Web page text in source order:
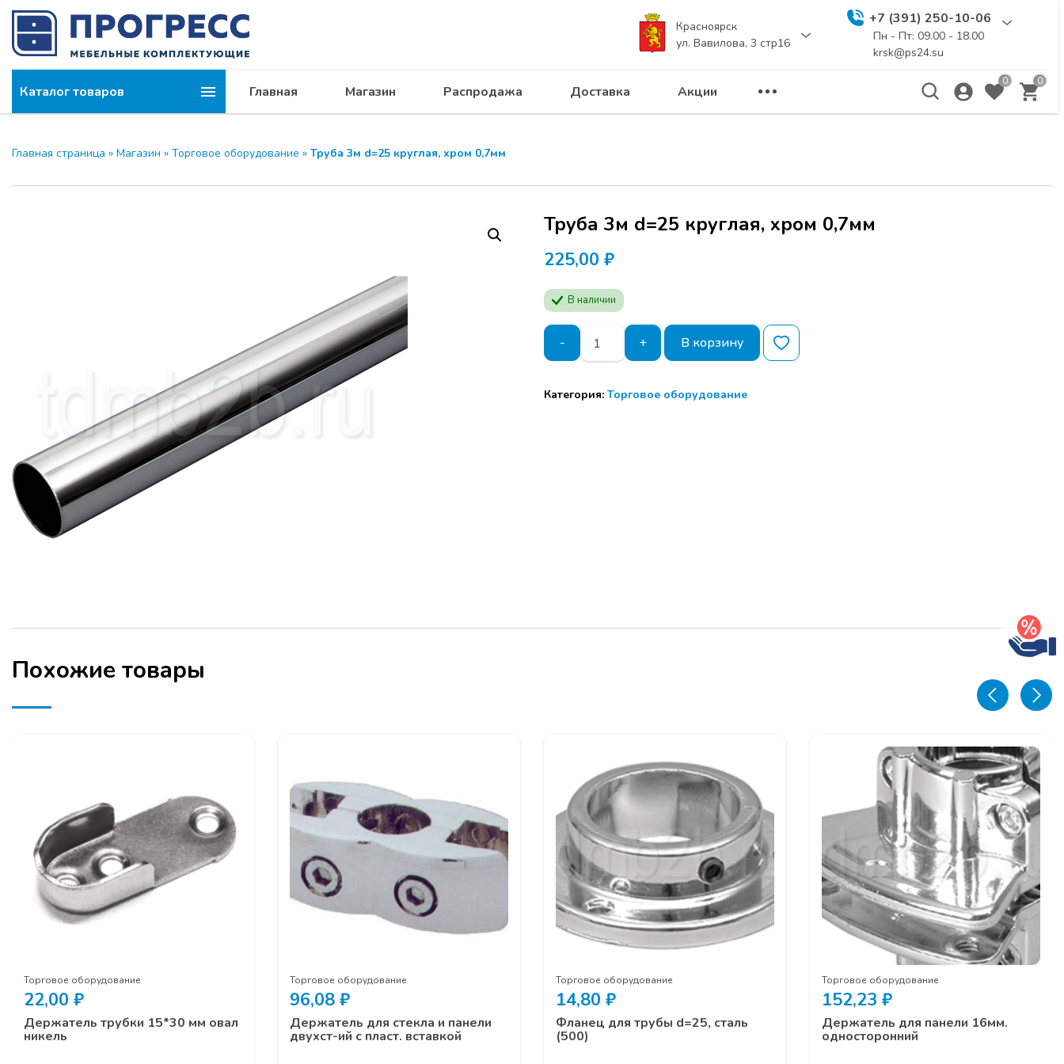
Красноярск
ул. Вавилова, 3 стр16
+7 (391) 250-10-06
Пн - Пт: 09.00 - 18.00
krsk@ps24.su
Каталог товаров Главная Магазин Распродажа Доставка Акции
0 0
Главная страница » Магазин » Торговое оборудование » Труба 3м d=25 круглая, хром 0,7мм
Труба 3м d=25 круглая, хром 0,7мм
225,00 ₽
В наличии
-
Количество
товара
3м
+ В корзину
Категория: Торговое оборудование
Похожие товары
Торговое оборудование
22,00 ₽
Держатель трубки 15*30 мм овал
никель
Торговое оборудование
96,08 ₽
Держатель для стекла и панели
двухст-ий с пласт. вставкой
Торговое оборудование
14,80 ₽
Фланец для трубы d=25, сталь
(500)
Торговое оборудование
152,23 ₽
Держатель для панели 16мм.
односторонний